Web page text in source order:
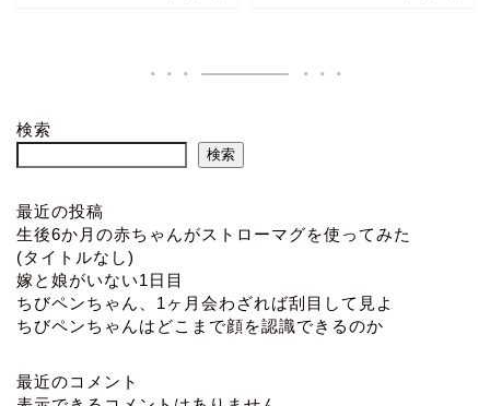
検索
検索
最近の投稿
生後6か月の赤ちゃんがストローマグを使ってみた
(タイトルなし)
嫁と娘がいない1日目
ちびペンちゃん、1ヶ月会わざれば刮目して見よ
ちびペンちゃんはどこまで顔を認識できるのか
最近のコメント